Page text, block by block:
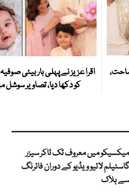
اقرا عزیز نے پہلی بار بیٹی
کو دکھا دیا، تصاویر سوشل
میکسیکو میں معروف ٹک ٹاکر سیزر
گاسٹیلم لائیو ویڈیو کے دوران فائرنگ
سے ہلاک